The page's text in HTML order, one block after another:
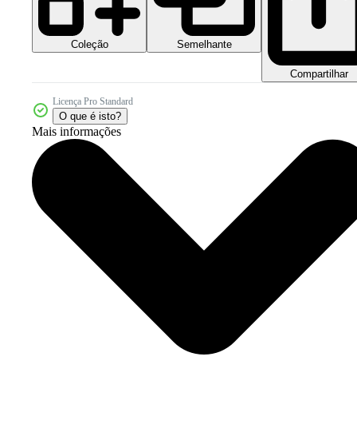
Coleção Semelhante
Compartilhar
Licença Pro Standard
O que é isto?
Mais informações